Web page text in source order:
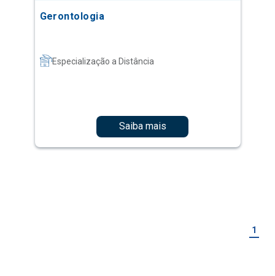
Gerontologia
Especialização a Distância
Saiba mais
1